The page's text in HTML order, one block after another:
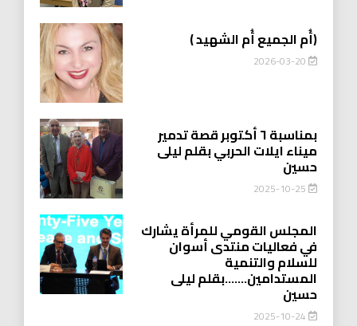
(أُم الجميع أُم الشهيد )
2026-03-20
بمناسبة ٦ أكتوبر قصة تدمير
ميناء ايلات الحربي بقلم ليلى
حسين
2025-10-25
المجلس القومي للمرأة يشارك
في فعاليات منتدى أسوان
للسلام والتنمية
المستدامين…….بقلم ليلى
حسين
2025-10-24